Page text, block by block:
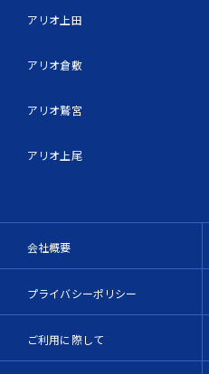
アリオ上田
アリオ倉敷
アリオ鷲宮
アリオ上尾
会社概要
プライバシーポリシー
ご利用に際して